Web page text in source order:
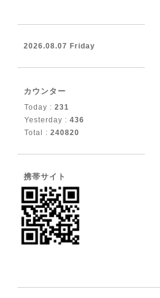
2026.08.07 Friday
カウンター
Today : 231
Yesterday : 436
Total : 240820
携帯サイト